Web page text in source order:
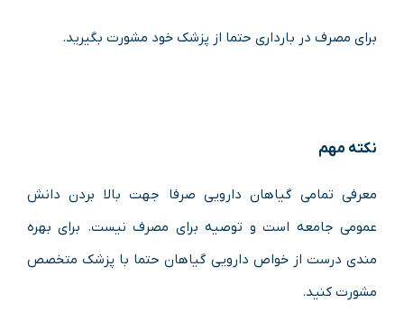
برای مصرف در بارداری حتما از پزشک خود مشورت بگیرید.
نکته مهم
معرفی تمامی گیاهان دارویی صرفا جهت بالا بردن دانش
عمومی جامعه است و توصیه برای مصرف نیست. برای بهره
مندی درست از خواص دارویی گیاهان حتما با پزشک متخصص
مشورت کنید.